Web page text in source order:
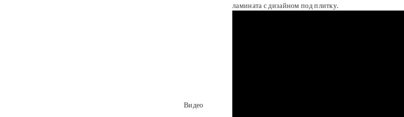
ламината с дизайном под плитку.
Видео